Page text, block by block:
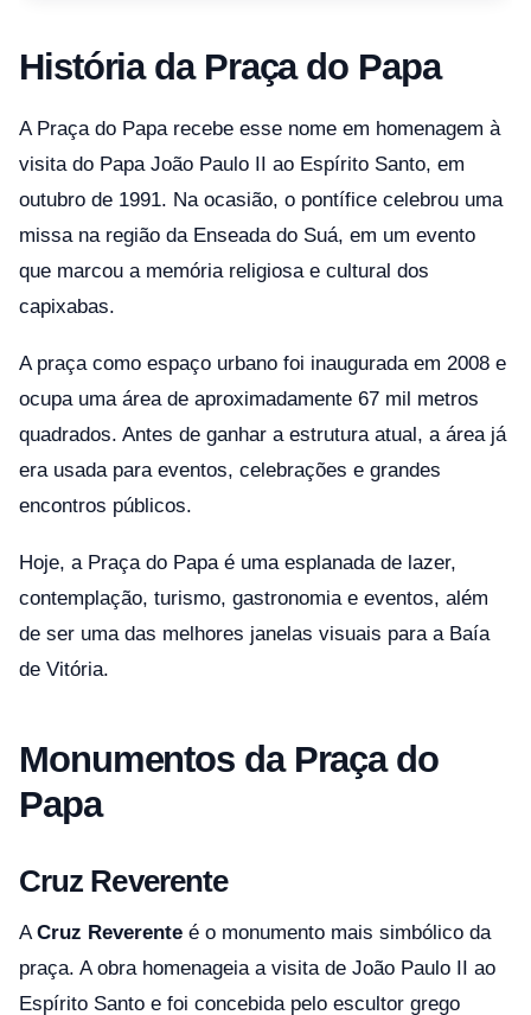
História da Praça do Papa
A Praça do Papa recebe esse nome em homenagem à
visita do Papa João Paulo II ao Espírito Santo, em
outubro de 1991. Na ocasião, o pontífice celebrou uma
missa na região da Enseada do Suá, em um evento
que marcou a memória religiosa e cultural dos
capixabas.
A praça como espaço urbano foi inaugurada em 2008 e
ocupa uma área de aproximadamente 67 mil metros
quadrados. Antes de ganhar a estrutura atual, a área já
era usada para eventos, celebrações e grandes
encontros públicos.
Hoje, a Praça do Papa é uma esplanada de lazer,
contemplação, turismo, gastronomia e eventos, além
de ser uma das melhores janelas visuais para a Baía
de Vitória.
Monumentos da Praça do
Papa
Cruz Reverente
A Cruz Reverente é o monumento mais simbólico da
praça. A obra homenageia a visita de João Paulo II ao
Espírito Santo e foi concebida pelo escultor grego